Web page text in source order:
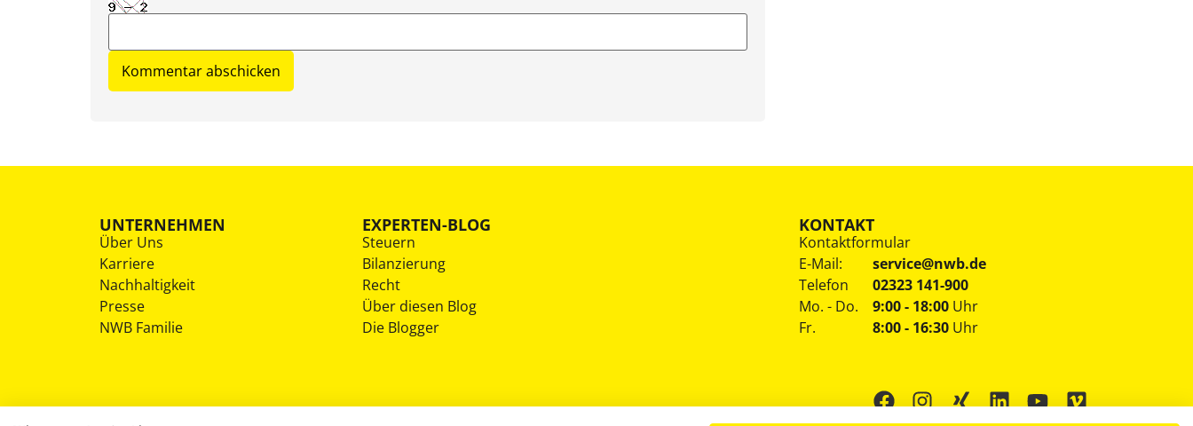
UNTERNEHMEN
Über Uns
Karriere
Nachhaltigkeit
Presse
NWB Familie
EXPERTEN-BLOG
Steuern
Bilanzierung
Recht
Über diesen Blog
Die Blogger
KONTAKT
Kontaktformular
E-Mail:
service@nwb.de
Telefon
02323 141-900
Mo. - Do.
Fr.
9:00 - 18:00 Uhr
8:00 - 16:30 Uhr